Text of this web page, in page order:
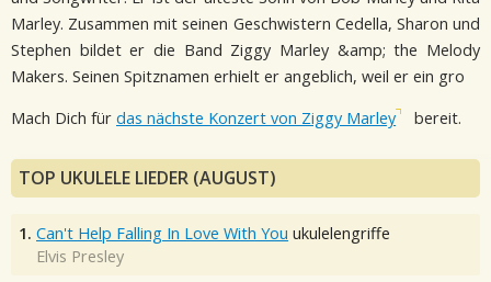
Marley. Zusammen mit seinen Geschwistern Cedella, Sharon und
Stephen bildet er die Band Ziggy Marley &amp; the Melody
Makers. Seinen Spitznamen erhielt er angeblich, weil er ein gro
Mach Dich für das nächste Konzert von Ziggy Marley bereit.
TOP UKULELE LIEDER (AUGUST)
1. Can't Help Falling In Love With You ukulelengriffe
Elvis Presley